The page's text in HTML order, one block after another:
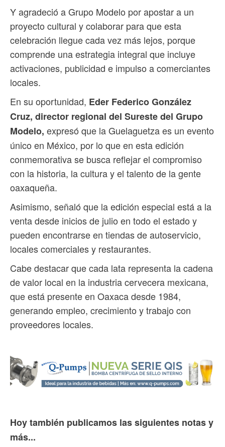
Y agradeció a Grupo Modelo por apostar a un
proyecto cultural y colaborar para que esta
celebración llegue cada vez más lejos, porque
comprende una estrategia integral que incluye
activaciones, publicidad e impulso a comerciantes
locales.
En su oportunidad, Eder Federico González
Cruz, director regional del Sureste del Grupo
Modelo, expresó que la Guelaguetza es un evento
único en México, por lo que en esta edición
conmemorativa se busca reflejar el compromiso
con la historia, la cultura y el talento de la gente
oaxaqueña.
Asimismo, señaló que la edición especial está a la
venta desde inicios de julio en todo el estado y
pueden encontrarse en tiendas de autoservicio,
locales comerciales y restaurantes.
Cabe destacar que cada lata representa la cadena
de valor local en la industria cervecera mexicana,
que está presente en Oaxaca desde 1984,
generando empleo, crecimiento y trabajo con
proveedores locales.
Hoy también publicamos las siguientes notas y
más...